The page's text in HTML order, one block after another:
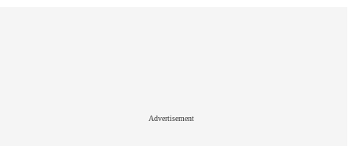
Advertisement